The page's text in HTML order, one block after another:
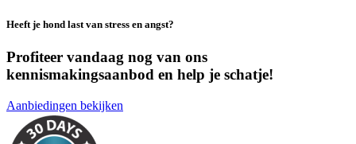
Heeft je hond last van stress en angst?
Profiteer vandaag nog van ons
kennismakingsaanbod en help je schatje!
Aanbiedingen bekijken